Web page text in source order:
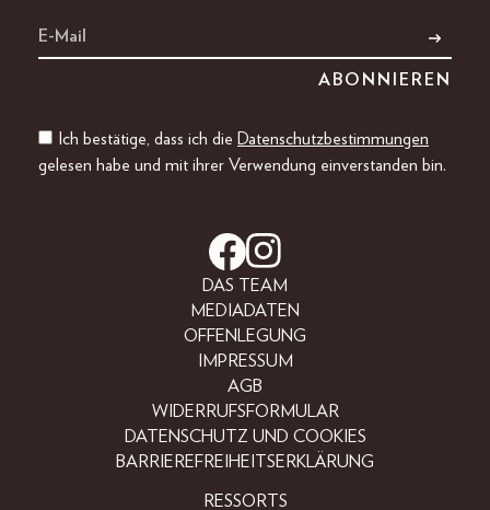
Ich bestätige, dass ich die Datenschutzbestimmungen
gelesen habe und mit ihrer Verwendung einverstanden bin.
DAS TEAM
MEDIADATEN
OFFENLEGUNG
IMPRESSUM
AGB
WIDERRUFSFORMULAR
DATENSCHUTZ UND COOKIES
BARRIEREFREIHEITSERKLÄRUNG
RESSORTS